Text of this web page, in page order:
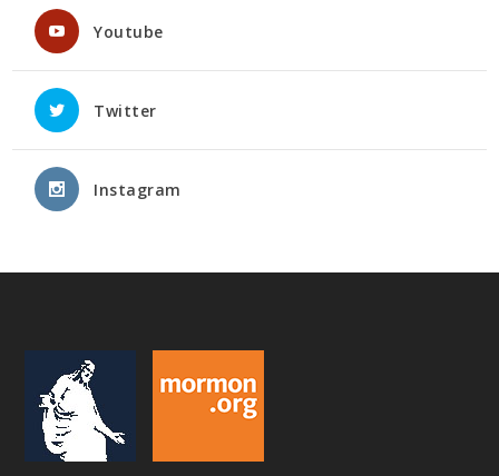
Youtube
Twitter
Instagram